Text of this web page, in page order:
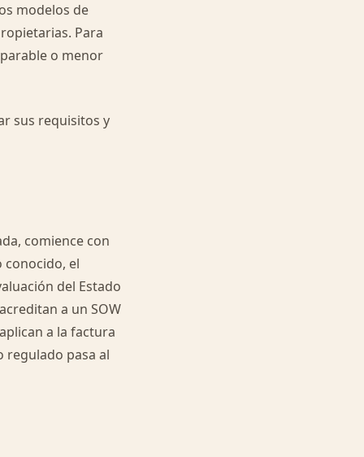
modelos de
Para
o menor
sus requisitos y
comience con
conocido, el
del Estado
a un SOW
a la factura
regulado pasa al